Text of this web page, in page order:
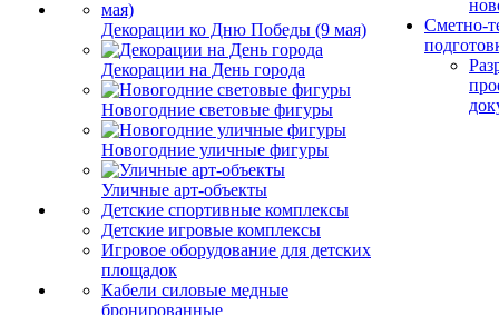
Декорации ко Дню Победы (9 мая)
Декорации на День города
Новогодние световые фигуры
Новогодние уличные фигуры
Уличные арт-объекты
Детские спортивные комплексы
Детские игровые комплексы
Игровое оборудование для детских
площадок
Кабели силовые медные
бронированные
Сметно-